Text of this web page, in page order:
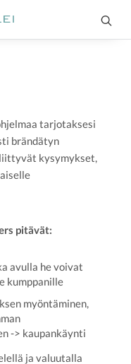
tarjotaksesi
brändätyn
kysymykset,
pitävät:
avulla he voivat
kumppanille
myöntäminen,
-> kaupankäynti
ja valuutalla